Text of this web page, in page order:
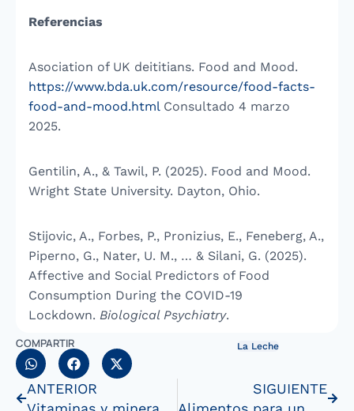
Referencias
Asociation of UK deititians. Food and Mood.
https://www.bda.uk.com/resource/food-facts-
food-and-mood.htmlConsultado 4 marzo
2025.
Gentilin, A., & Tawil, P. (2025). Food and Mood.
Wright State University. Dayton, Ohio.
Stijovic, A., Forbes, P., Pronizius, E., Feneberg, A.,
Piperno, G., Nater, U. M., … & Silani, G. (2025).
Affective and Social Predictors of Food
Consumption During the COVID-19
Lockdown. Biological Psychiatry.
COMPARTIR La Leche
ANTERIOR
SIGUIENTE